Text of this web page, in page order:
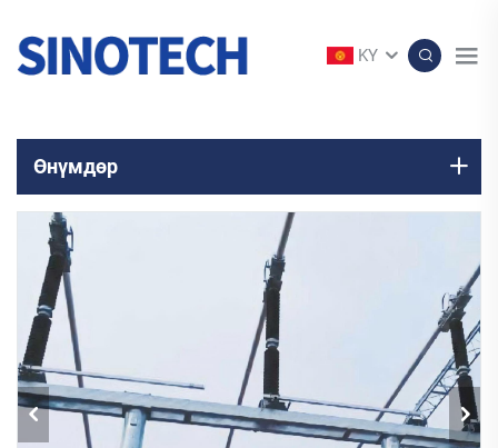
KY
Өнүмдөр